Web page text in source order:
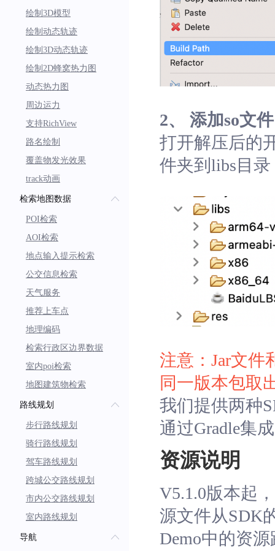
绘制3D模型
绘制动态轨迹
绘制3D动态轨迹
绘制2D蜂窝热力图
动态热力图
周边运力
支持RichView
路名绘制
覆盖物发光效果
track动画
检索地图数据
POI检索
AOI检索
地点输入提示检索
公交信息检索
天气服务
推荐上车点
地理编码
检索行政区边界数据
室内poi检索
地图建筑物检索
路线规划
步行路线规划
骑行路线规划
驾车路线规划
跨城公交路线规划
市内公交路线规划
室内路线规划
导航
2、 添加so文件
打开解压后的
件夹到libs目
注意：Jar文件
同一版本包取
我们提供两种
通过Gradle集
资源说明
V5.1.0版本起
源文件从SDK
Demo中的资